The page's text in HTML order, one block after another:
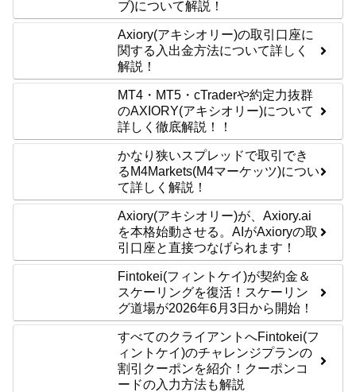
ブ)について解説！
Axiory(アキシオリー)の取引口座に
関する入出金方法について詳しく
解説！
MT4・MT5・cTraderや約定力抜群
のAXIORY(アキシオリー)について
詳しく徹底解説！！
かなり狭いスプレッドで取引でき
るM4Markets(M4マーケッツ)につい
て詳しく解説！
Axiory(アキシオリー)が、Axiory.ai
を本格始動させる。AIがAxioryの取
引口座と直接つなげられます！
Fintokei(フィントケイ)が契約金＆
スケーリングを復活！スケーリン
グ道場が2026年6月3日から開始！
すべてのクライアントへFintokei(フ
ィントケイ)のチャレンジプランの
割引クーポンを紹介！クーポンコ
ードの入力方法も解説